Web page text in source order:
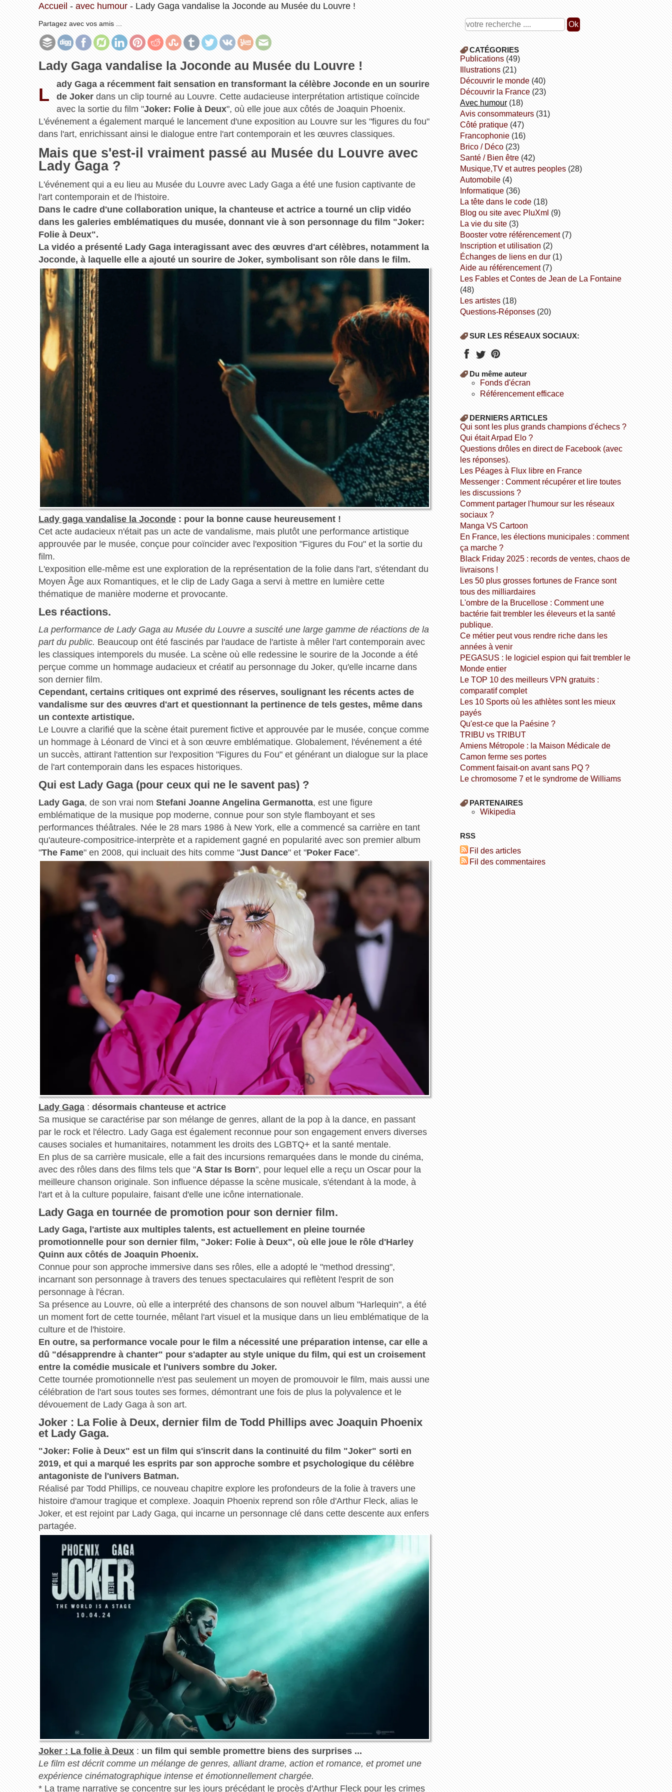
Accueil - avec humour- Lady Gaga vandalise la Joconde au Musée du Louvre !
Partagez avec vos amis ...
Lady Gaga vandalise la Joconde au Musée du Louvre !
L
ady Gaga a récemment fait sensation en transformant la célèbre Joconde en un sourire
de Joker dans un clip tourné au Louvre. Cette audacieuse interprétation artistique coïncide
avec la sortie du film "Joker: Folie à Deux", où elle joue aux côtés de Joaquin Phoenix.
L'événement a également marqué le lancement d'une exposition au Louvre sur les "figures du fou"
dans l'art, enrichissant ainsi le dialogue entre l'art contemporain et les œuvres classiques.
Mais que s'est-il vraiment passé au Musée du Louvre avec
Lady Gaga ?
L'événement qui a eu lieu au Musée du Louvre avec Lady Gaga a été une fusion captivante de
l'art contemporain et de l'histoire.
Dans le cadre d'une collaboration unique, la chanteuse et actrice a tourné un clip vidéo
dans les galeries emblématiques du musée, donnant vie à son personnage du film "Joker:
Folie à Deux".
La vidéo a présenté Lady Gaga interagissant avec des œuvres d'art célèbres, notamment la
Joconde, à laquelle elle a ajouté un sourire de Joker, symbolisant son rôle dans le film.
Lady gaga vandalise la Joconde: pour la bonne cause heureusement !
Cet acte audacieux n'était pas un acte de vandalisme, mais plutôt une performance artistique
approuvée par le musée, conçue pour coïncider avec l'exposition "Figures du Fou" et la sortie du
film.
L'exposition elle-même est une exploration de la représentation de la folie dans l'art, s'étendant du
Moyen Âge aux Romantiques, et le clip de Lady Gaga a servi à mettre en lumière cette
thématique de manière moderne et provocante.
Les réactions.
La performance de Lady Gaga au Musée du Louvre a suscité une large gamme de réactions de la
part du public. Beaucoup ont été fascinés par l'audace de l'artiste à mêler l'art contemporain avec
les classiques intemporels du musée. La scène où elle redessine le sourire de la Joconde a été
perçue comme un hommage audacieux et créatif au personnage du Joker, qu'elle incarne dans
son dernier film.
Cependant, certains critiques ont exprimé des réserves, soulignant les récents actes de
vandalisme sur des œuvres d'art et questionnant la pertinence de tels gestes, même dans
un contexte artistique.
Le Louvre a clarifié que la scène était purement fictive et approuvée par le musée, conçue comme
un hommage à Léonard de Vinci et à son œuvre emblématique. Globalement, l'événement a été
un succès, attirant l'attention sur l'exposition "Figures du Fou" et générant un dialogue sur la place
de l'art contemporain dans les espaces historiques.
Qui est Lady Gaga (pour ceux qui ne le savent pas) ?
Lady Gaga, de son vrai nom Stefani Joanne Angelina Germanotta, est une figure
emblématique de la musique pop moderne, connue pour son style flamboyant et ses
performances théâtrales. Née le 28 mars 1986 à New York, elle a commencé sa carrière en tant
qu'auteure-compositrice-interprète et a rapidement gagné en popularité avec son premier album
"The Fame" en 2008, qui incluait des hits comme "Just Dance" et "Poker Face".
Lady Gaga: désormais chanteuse et actrice
Sa musique se caractérise par son mélange de genres, allant de la pop à la dance, en passant
par le rock et l'électro. Lady Gaga est également reconnue pour son engagement envers diverses
causes sociales et humanitaires, notamment les droits des LGBTQ+ et la santé mentale.
En plus de sa carrière musicale, elle a fait des incursions remarquées dans le monde du cinéma,
avec des rôles dans des films tels que "A Star Is Born", pour lequel elle a reçu un Oscar pour la
meilleure chanson originale. Son influence dépasse la scène musicale, s'étendant à la mode, à
l'art et à la culture populaire, faisant d'elle une icône internationale.
Lady Gaga en tournée de promotion pour son dernier film.
Lady Gaga, l'artiste aux multiples talents, est actuellement en pleine tournée
promotionnelle pour son dernier film, "Joker: Folie à Deux", où elle joue le rôle d'Harley
Quinn aux côtés de Joaquin Phoenix.
Connue pour son approche immersive dans ses rôles, elle a adopté le "method dressing",
incarnant son personnage à travers des tenues spectaculaires qui reflètent l'esprit de son
personnage à l'écran.
Sa présence au Louvre, où elle a interprété des chansons de son nouvel album "Harlequin", a été
un moment fort de cette tournée, mêlant l'art visuel et la musique dans un lieu emblématique de la
culture et de l'histoire.
En outre, sa performance vocale pour le film a nécessité une préparation intense, car elle a
dû "désapprendre à chanter" pour s'adapter au style unique du film, qui est un croisement
entre la comédie musicale et l'univers sombre du Joker.
Cette tournée promotionnelle n'est pas seulement un moyen de promouvoir le film, mais aussi une
célébration de l'art sous toutes ses formes, démontrant une fois de plus la polyvalence et le
dévouement de Lady Gaga à son art.
Joker : La Folie à Deux, dernier film de Todd Phillips avec Joaquin Phoenix
et Lady Gaga.
"Joker: Folie à Deux" est un film qui s'inscrit dans la continuité du film "Joker" sorti en
2019, et qui a marqué les esprits par son approche sombre et psychologique du célèbre
antagoniste de l'univers Batman.
Réalisé par Todd Phillips, ce nouveau chapitre explore les profondeurs de la folie à travers une
histoire d'amour tragique et complexe. Joaquin Phoenix reprend son rôle d'Arthur Fleck, alias le
Joker, et est rejoint par Lady Gaga, qui incarne un personnage clé dans cette descente aux enfers
partagée.
Joker : La folie à Deux: un film qui semble promettre biens des surprises ...
Le film est décrit comme un mélange de genres, alliant drame, action et romance, et promet une
expérience cinématographique intense et émotionnellement chargée.
* La trame narrative se concentre sur les jours précédant le procès d'Arthur Fleck pour les crimes
CATÉGORIES
publications (49)
illustrations (21)
découvrir le monde (40)
découvrir la France (23)
avec humour (18)
avis consommateurs (31)
côté pratique (47)
Francophonie (16)
Brico / Déco (23)
Santé / Bien être (42)
Musique,TV et autres peoples (28)
Automobile (4)
informatique (36)
la tête dans le code (18)
Blog ou site avec PluXml (9)
la vie du site (3)
booster votre référencement(7)
inscription et utilisation (2)
échanges de liens en dur (1)
aide au référencement(7)
Les Fables et Contes de Jean de La Fontaine
(48)
Les artistes (18)
Questions-Réponses (20)
SUR LES RÉSEAUX SOCIAUX:
Du même auteur
fonds d'écran
référencement efficace
DERNIERS ARTICLES
Qui sont les plus grands champions d'échecs ?
Qui était Arpad Elo ?
Questions drôles en direct de Facebook (avec
les réponses).
Les Péages à Flux libre en France
Messenger : Comment récupérer et lire toutes
les discussions ?
Comment partager l'humour sur les réseaux
sociaux ?
Manga VS Cartoon
En France, les élections municipales : comment
ça marche ?
Black Friday 2025 : records de ventes, chaos de
livraisons !
Les 50 plus grosses fortunes de France sont
tous des milliardaires
L'ombre de la Brucellose : Comment une
bactérie fait trembler les éleveurs et la santé
publique.
Ce métier peut vous rendre riche dans les
années à venir
PEGASUS : le logiciel espion qui fait trembler le
Monde entier
Le TOP 10 des meilleurs VPN gratuits :
comparatif complet
Les 10 Sports où les athlètes sont les mieux
payés
Qu'est-ce que la Paésine ?
TRIBU vs TRIBUT
Amiens Métropole : la Maison Médicale de
Camon ferme ses portes
Comment faisait-on avant sans PQ ?
Le chromosome 7 et le syndrome de Williams
PARTENAIRES
wikipedia
RSS
Fil des articles
Fil des commentaires